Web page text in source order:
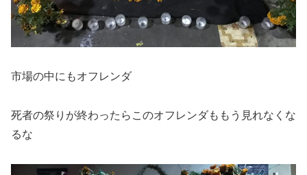
市場の中にもオフレンダ
死者の祭りが終わったらこのオフレンダももう見れなくな
るな